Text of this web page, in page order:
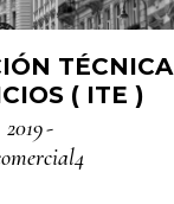
TÉCNICA
( ITE )